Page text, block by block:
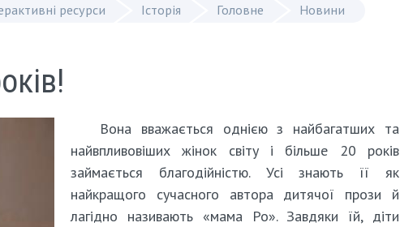
ресурси Історія Головне Новини
Вона вважається однією з найбагатших та
найвпливовіших жінок світу і більше 20 років
займається благодійністю. Усі знають її як
найкращого сучасного автора дитячої прози й
лагідно називають «мама Ро». Завдяки їй, діти